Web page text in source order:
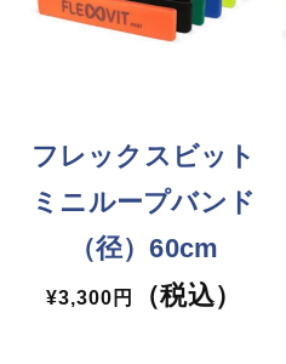
フレックスビット
ミニループバンド
（径）60cm
通
¥3,300円 （税込）